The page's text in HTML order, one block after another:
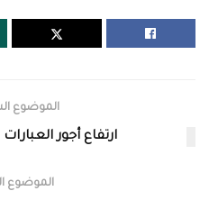
الموضوع
ارتفاع أجور
الموضوع